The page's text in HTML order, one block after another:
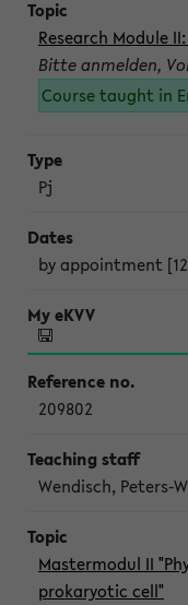
Research Module
Bitte anmelden,
Course taught in
Pj
by appointment
209802
Wendisch, Peters-
Mastermodul II
prokaryotic cell"